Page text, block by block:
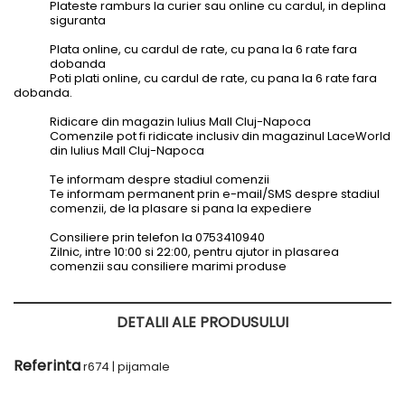
Plateste ramburs la curier sau online cu cardul, in deplina
siguranta
Plata online, cu cardul de rate, cu pana la 6 rate fara
dobanda
Poti plati online, cu cardul de rate, cu pana la 6 rate fara
dobanda.
Ridicare din magazin Iulius Mall Cluj-Napoca
Comenzile pot fi ridicate inclusiv din magazinul LaceWorld
din Iulius Mall Cluj-Napoca
Te informam despre stadiul comenzii
Te informam permanent prin e-mail/SMS despre stadiul
comenzii, de la plasare si pana la expediere
Consiliere prin telefon la 0753410940
Zilnic, intre 10:00 si 22:00, pentru ajutor in plasarea
comenzii sau consiliere marimi produse
DETALII ALE PRODUSULUI
Referintar674 | pijamale